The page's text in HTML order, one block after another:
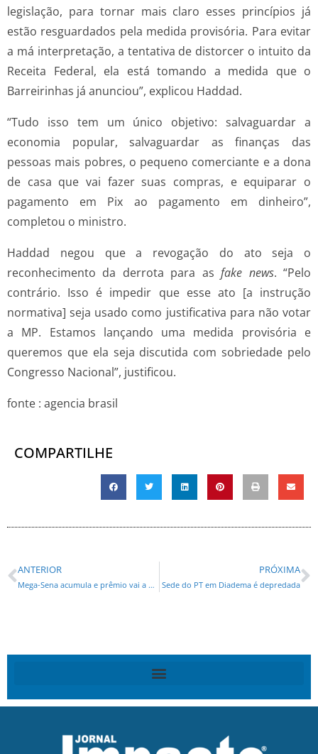
legislação, para tornar mais claro esses princípios já
estão resguardados pela medida provisória. Para evitar
a má interpretação, a tentativa de distorcer o intuito da
Receita Federal, ela está tomando a medida que o
Barreirinhas já anunciou”, explicou Haddad.
“Tudo isso tem um único objetivo: salvaguardar a
economia popular, salvaguardar as finanças das
pessoas mais pobres, o pequeno comerciante e a dona
de casa que vai fazer suas compras, e equiparar o
pagamento em Pix ao pagamento em dinheiro”,
completou o ministro.
Haddad negou que a revogação do ato seja o
reconhecimento da derrota para asfake news. “Pelo
contrário. Isso é impedir que esse ato [a instrução
normativa] seja usado como justificativa para não votar
a MP. Estamos lançando uma medida provisória e
queremos que ela seja discutida com sobriedade pelo
Congresso Nacional”, justificou.
fonte : agencia brasil
COMPARTILHE
ANTERIOR
Mega-Sena acumula e prêmio vai a R$ 38 milhões
PRÓXIMA
Sede do PT em Diadema é depredada